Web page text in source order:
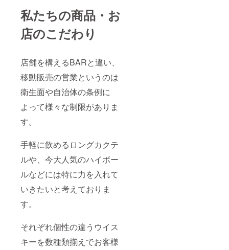
私たちの商品・お
店のこだわり
店舗を構えるBARと違い、
移動販売の営業というのは
衛生面や自治体の条例に
よって様々な制限がありま
す。
手軽に飲めるロングカクテ
ルや、今大人気のハイボー
ルなどには特に力を入れて
いきたいと考えておりま
す。
それぞれ個性の違うウイス
キーを数種類揃えでお客様